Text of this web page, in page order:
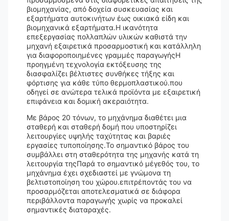
βιομηχανίας, από δοχεία συσκευασίας και
εξαρτήματα αυτοκινήτων έως οικιακά είδη και
βιομηχανικά εξαρτήματα.Η ικανότητα
επεξεργασίας πολλαπλών υλικών καθιστά την
μηχανή εξαιρετικά προσαρμοστική και κατάλληλη
για διαφοροποιημένες γραμμές παραγωγήςΗ
προηγμένη τεχνολογία εκτόξευσης της
διασφαλίζει βέλτιστες συνθήκες τήξης και
φόρτισης για κάθε τύπο θερμοπλαστικού.που
οδηγεί σε ανώτερα τελικά προϊόντα με εξαιρετική
επιφάνεια και δομική ακεραιότητα.
Με βάρος 20 τόνων, το μηχάνημα διαθέτει μια
σταθερή και σταθερή δομή που υποστηρίζει
λειτουργίες υψηλής ταχύτητας και βαριές
εργασίες τυποποίησης.Το σημαντικό βάρος του
συμβάλλει στη σταθερότητα της μηχανής κατά τη
λειτουργία τηςΠαρά το σημαντικό μέγεθός του, το
μηχάνημα έχει σχεδιαστεί με γνώμονα τη
βελτιστοποίηση του χώρου.επιτρέποντάς του να
προσαρμόζεται αποτελεσματικά σε διάφορα
περιβάλλοντα παραγωγής χωρίς να προκαλεί
σημαντικές διαταραχές.